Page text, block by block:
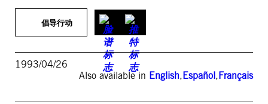
倡导行动
1993/04/26
Also available in English,Español,Français